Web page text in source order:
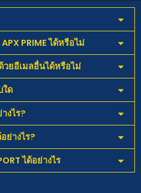
PRIME ได้หรือไม่
ยอีเมลอื่นได้หรือไม่
ด
งไร?
ย่างไร?
ได้อย่างไร